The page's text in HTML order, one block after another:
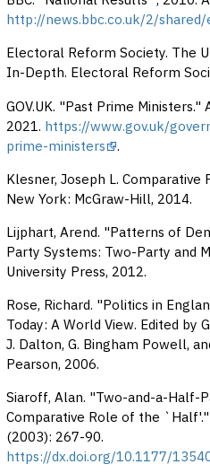
http://news.bbc.co.uk/2/
Electoral Reform Society. The
In-Depth. Electoral Reform
GOV.UK. "Past Prime
2021. https://www.gov.uk/
prime-ministers .
Klesner, Joseph L.
New York: McGraw-Hill, 2014.
Lijphart, Arend. "Patterns of
Party Systems: Two-Party and
University Press, 2012.
Rose, Richard. "Politics in
Today: A World View. Edited by
J. Dalton, G. Bingham Powell,
Pearson, 2006.
Siaroff, Alan. "Two-and-a-Half-
Comparative Role of the
(2003): 267-90.
https://dx.doi.org/10.1177/